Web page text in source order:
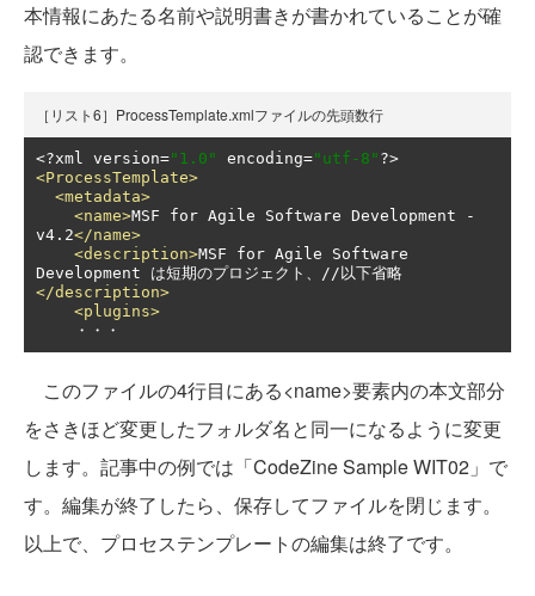
本情報にあたる名前や説明書きが書かれていることが確
認できます。
［リスト6］ProcessTemplate.xmlファイルの先頭数行
<?xml version="1.0" encoding="utf-8" ?>
<ProcessTemplate>
<metadata>
<name>MSF for Agile Software Development -
v4.2</name>
<description>MSF for Agile Software
Development は短期のプロジェクト、//以下省略
</description>
<plugins>
    ・・・
このファイルの4行目にある<name>要素内の本文部分
をさきほど変更したフォルダ名と同一になるように変更
します。記事中の例では「CodeZine Sample WIT02」で
す。編集が終了したら、保存してファイルを閉じます。
以上で、プロセステンプレートの編集は終了です。